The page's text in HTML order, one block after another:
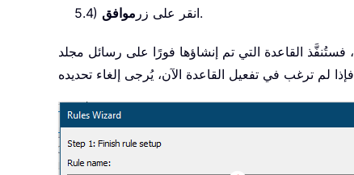
5.4) انقر على زر موافق .
، فستُنفَّذ القاعدة التي تم إنشاؤها فورًا على رسائل مجلد